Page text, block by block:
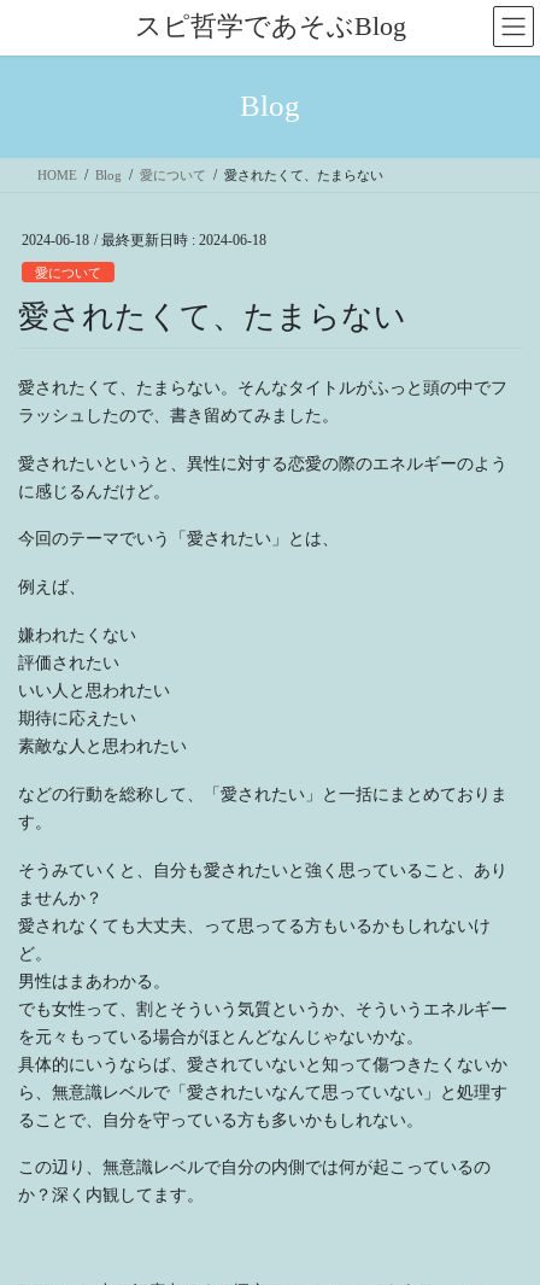
ス
ン
スピ哲学であそぶBlog
Blog
HOME Blog 愛について 愛されたくて、たまらない
2024-06-18 / 最終更新日時 : 2024-06-18
愛について
愛されたくて、たまらない
愛されたくて、たまらない。そんなタイトルがふっと頭の中でフ
ラッシュしたので、書き留めてみました。
愛されたいというと、異性に対する恋愛の際のエネルギーのよう
に感じるんだけど。
今回のテーマでいう「愛されたい」とは、
例えば、
嫌われたくない
評価されたい
いい人と思われたい
期待に応えたい
素敵な人と思われたい
などの行動を総称して、「愛されたい」と一括にまとめておりま
す。
そうみていくと、自分も愛されたいと強く思っていること、あり
ませんか？
愛されなくても大丈夫、って思ってる方もいるかもしれないけ
ど。
男性はまあわかる。
でも女性って、割とそういう気質というか、そういうエネルギー
を元々もっている場合がほとんどなんじゃないかな。
具体的にいうならば、愛されていないと知って傷つきたくないか
ら、無意識レベルで「愛されたいなんて思っていない」と処理す
ることで、自分を守っている方も多いかもしれない。
この辺り、無意識レベルで自分の内側では何が起こっているの
か？深く内観してます。